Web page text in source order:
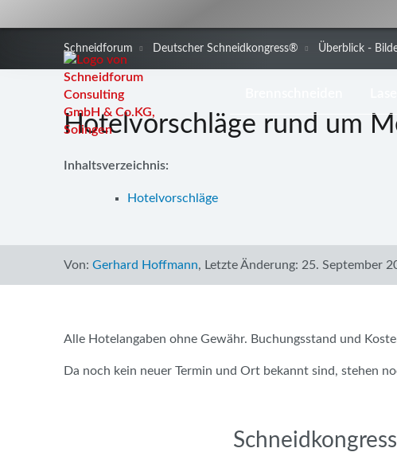
Schneidforum Deutscher Schneidkongress® Überblick -
Hotelvorschläge rund um
Inhaltsverzeichnis:
Hotelvorschläge
Von: Gerhard Hoffmann, Letzte Änderung: 25. September
Alle Hotelangaben ohne Gewähr. Buchungsstand und
Da noch kein neuer Termin und Ort bekannt sind, stehen